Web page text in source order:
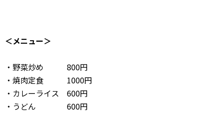
＜メニュー＞
・野菜炒め 800円
・焼肉定食 1000円
・カレーライス 600円
・うどん 600円